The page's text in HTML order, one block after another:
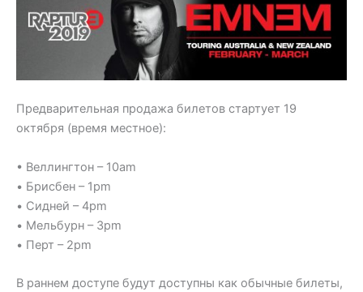
Предварительная продажа билетов стартует 19
октября (время местное):
• Веллингтон – 10am
• Брисбен – 1pm
• Сидней – 4pm
• Мельбурн – 3pm
• Перт – 2pm
В раннем доступе будут доступны как обычные билеты,